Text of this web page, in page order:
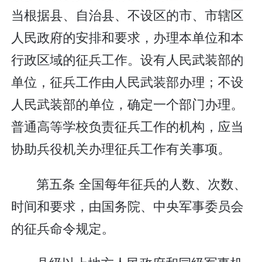
当根据县、自治县、不设区的市、市辖区
人民政府的安排和要求，办理本单位和本
行政区域的征兵工作。设有人民武装部的
单位，征兵工作由人民武装部办理；不设
人民武装部的单位，确定一个部门办理。
普通高等学校负责征兵工作的机构，应当
协助兵役机关办理征兵工作有关事项。
第五条 全国每年征兵的人数、次数、
时间和要求，由国务院、中央军事委员会
的征兵命令规定。